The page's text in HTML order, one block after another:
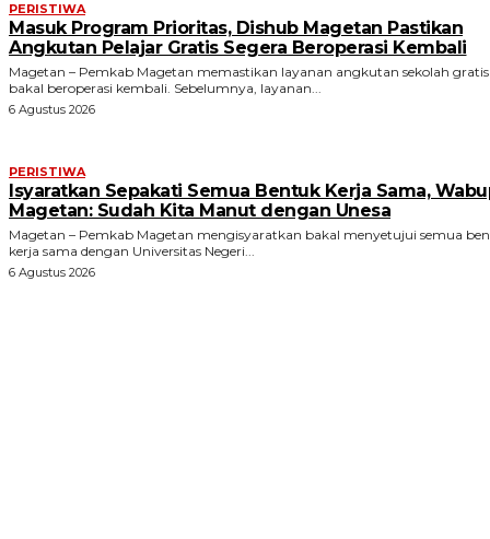
PERISTIWA
Masuk Program Prioritas, Dishub Magetan Pastikan
Angkutan Pelajar Gratis Segera Beroperasi Kembali
Magetan – Pemkab Magetan memastikan layanan angkutan sekolah gratis
bakal beroperasi kembali. Sebelumnya, layanan...
6 Agustus 2026
PERISTIWA
Isyaratkan Sepakati Semua Bentuk Kerja Sama,
Magetan: Sudah Kita Manut dengan Unesa
Magetan – Pemkab Magetan mengisyaratkan bakal menyetujui semua
kerja sama dengan Universitas Negeri...
6 Agustus 2026